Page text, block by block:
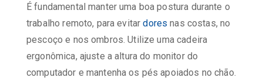
É fundamental manter uma boa postura durante o
trabalho remoto, para evitardores nas costas, no
pescoço e nos ombros. Utilize uma cadeira
ergonômica, ajuste a altura do monitor do
computador e mantenha os pés apoiados no chão.